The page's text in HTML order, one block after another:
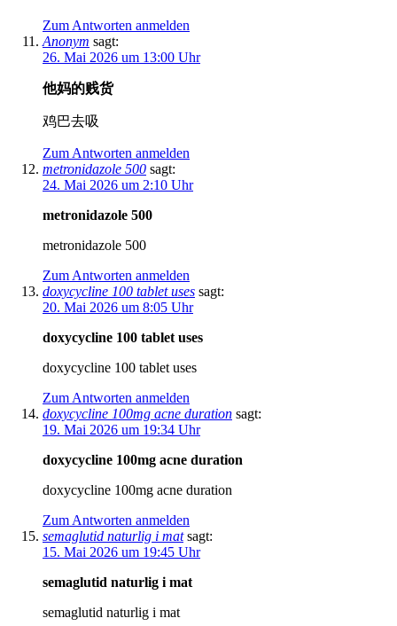
Zum Antworten anmelden
Anonym sagt:
26. Mai 2026 um 13:00 Uhr
他妈的贱货
鸡巴去吸
Zum Antworten anmelden
metronidazole 500 sagt:
24. Mai 2026 um 2:10 Uhr
metronidazole 500
metronidazole 500
Zum Antworten anmelden
doxycycline 100 tablet uses sagt:
20. Mai 2026 um 8:05 Uhr
doxycycline 100 tablet uses
doxycycline 100 tablet uses
Zum Antworten anmelden
doxycycline 100mg acne duration sagt:
19. Mai 2026 um 19:34 Uhr
doxycycline 100mg acne duration
doxycycline 100mg acne duration
Zum Antworten anmelden
semaglutid naturlig i mat sagt:
15. Mai 2026 um 19:45 Uhr
semaglutid naturlig i mat
semaglutid naturlig i mat